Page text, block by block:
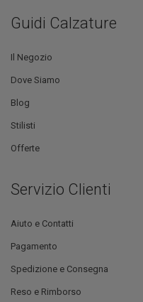
Guidi Calzature
Il Negozio
Dove Siamo
Blog
Stilisti
Offerte
Servizio Clienti
Aiuto e Contatti
Pagamento
Spedizione e Consegna
Reso e Rimborso